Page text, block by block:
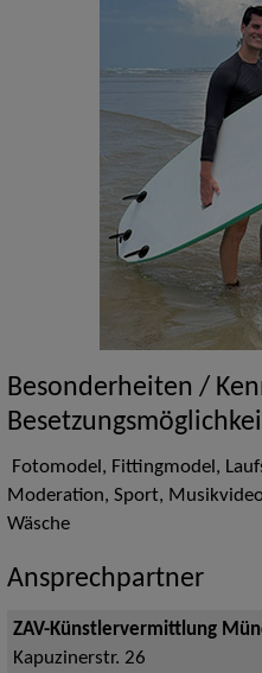
Besonderheiten /
Fotomodel, Fittingmodel,
Moderation, Sport,
Wäsche
Ansprechpartner
ZAV-Künstlervermittlung
Kapuzinerstr. 26